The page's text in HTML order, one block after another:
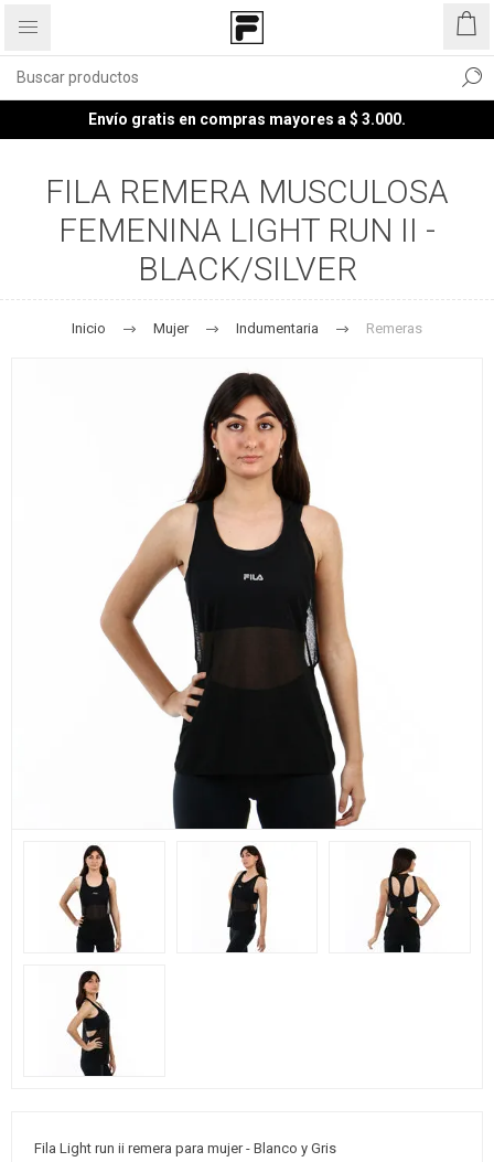
Envío gratis en compras mayores a $ 3.000.
FILA REMERA MUSCULOSA
FEMENINA LIGHT RUN II -
BLACK/SILVER
Inicio Mujer Indumentaria Remeras
Fila Light run ii remera para mujer - Blanco y Gris